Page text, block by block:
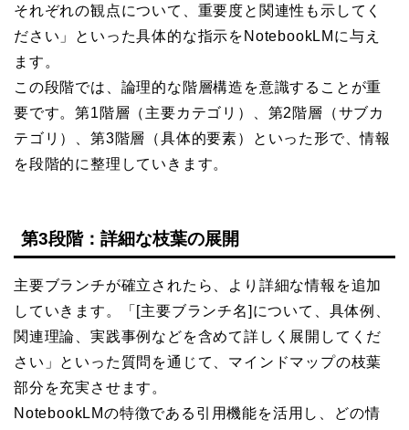
それぞれの観点について、重要度と関連性も示してく
ださい」といった具体的な指示をNotebookLMに与え
ます。
この段階では、論理的な階層構造を意識することが重
要です。第1階層（主要カテゴリ）、第2階層（サブカ
テゴリ）、第3階層（具体的要素）といった形で、情報
を段階的に整理していきます。
第3段階：詳細な枝葉の展開
主要ブランチが確立されたら、より詳細な情報を追加
していきます。「[主要ブランチ名]について、具体例、
関連理論、実践事例などを含めて詳しく展開してくだ
さい」といった質問を通じて、マインドマップの枝葉
部分を充実させます。
NotebookLMの特徴である引用機能を活用し、どの情